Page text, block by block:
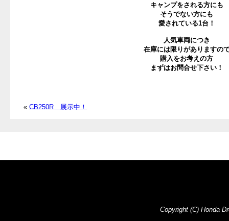
キャンプをされる方にも
そうでない方にも
愛されている1台！
人気車両につき
在庫には限りがありますの
購入をお考えの方
まずはお問合せ下さい！
« CB250R 展示中！
Copyright (C) Honda